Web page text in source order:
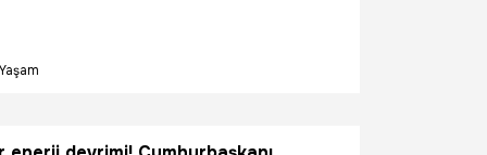
ruhu oldukça, bu nesillerden
Yaşam